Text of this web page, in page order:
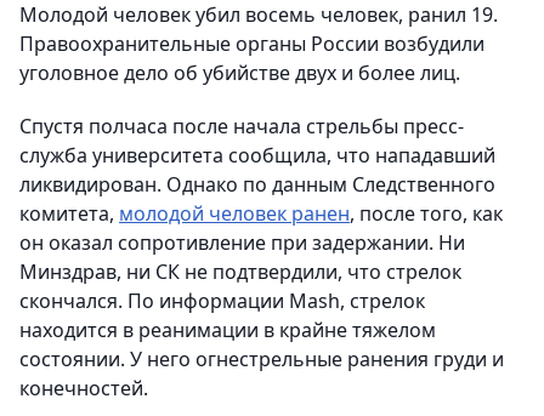
Молодой человек убил восемь человек, ранил 19.
Правоохранительные органы России возбудили
уголовное дело об убийстве двух и более лиц.
Спустя полчаса после начала стрельбы пресс-
служба университета сообщила, что нападавший
ликвидирован. Однако по данным Следственного
комитета, молодой человек ранен, после того, как
он оказал сопротивление при задержании. Ни
Минздрав, ни СК не подтвердили, что стрелок
скончался. По информации Mash, стрелок
находится в реанимации в крайне тяжелом
состоянии. У него огнестрельные ранения груди и
конечностей.